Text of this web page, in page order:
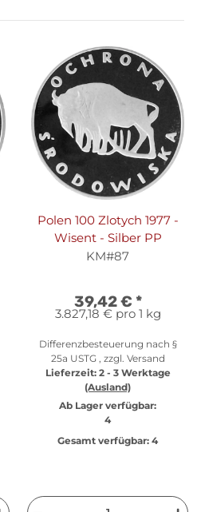
Polen 100 Zlotych 1977 -
Wisent - Silber PP
KM#87
39,42 € *
3.827,18 € pro 1 kg
Differenzbesteuerung nach §
25a USTG , zzgl. Versand
Lieferzeit: 2 - 3 Werktage
(Ausland)
Ab Lager verfügbar:
4
Gesamt verfügbar: 4